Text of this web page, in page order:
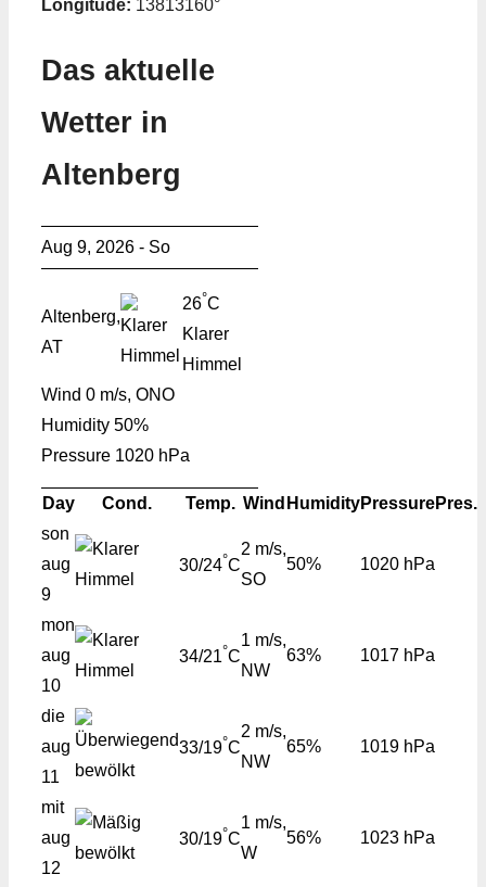
Longitude: 13813160°
Das aktuelle
Wetter in
Altenberg
Aug 9, 2026 - So
Altenberg,
AT
26°C
Klarer
Himmel
Wind 0 m/s, ONO
Humidity 50%
Pressure 1020 hPa
Day Cond. Temp. Wind HumidityPressurePres.
son
aug
9
30/24°C
2 m/s,
SO
50% 1020 hPa
mon
aug
10
34/21°C
1 m/s,
NW
63% 1017 hPa
die
aug
11
33/19°C
2 m/s,
NW
65% 1019 hPa
mit
aug
12
30/19°C
1 m/s,
W
56% 1023 hPa